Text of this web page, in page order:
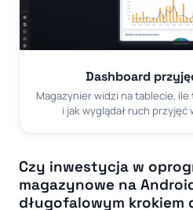
Dashboard
Magazynier widzi na tablecie,
i jak wyglądał ruch
Czy inwestycja w
magazynowe na
długofalowym krokiem